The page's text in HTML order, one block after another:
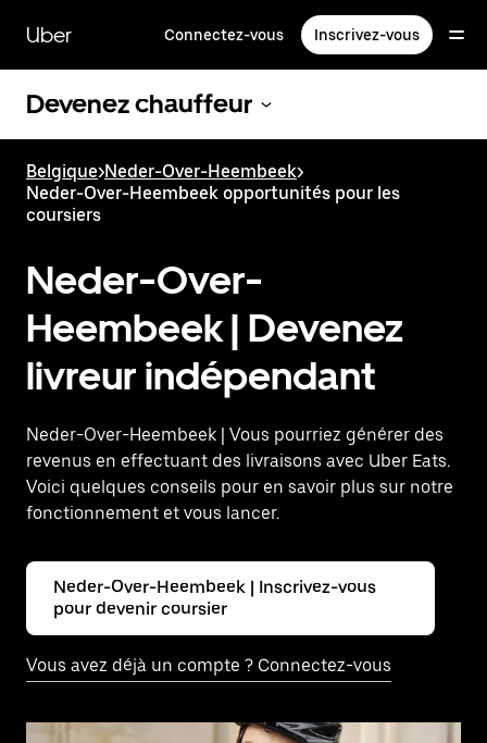
contenu
principal
Uber Connectez-vous Inscrivez-vous
Devenez chauffeur
Belgique>Neder-Over-Heembeek>
Neder-Over-Heembeek opportunités pour les
coursiers
Neder-Over-
Heembeek | Devenez
livreur indépendant
Neder-Over-Heembeek | Vous pourriez générer des
revenus en effectuant des livraisons avec Uber Eats.
Voici quelques conseils pour en savoir plus sur notre
fonctionnement et vous lancer.
Neder-Over-Heembeek | Inscrivez-vous
pour devenir coursier
Vous avez déjà un compte ? Connectez-vous